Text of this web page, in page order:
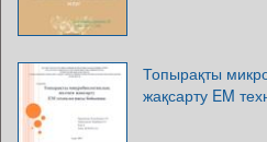
Топырақты
жақсарту EM